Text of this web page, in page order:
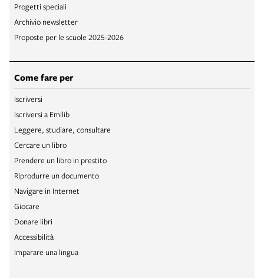
Progetti speciali
Archivio newsletter
Proposte per le scuole 2025-2026
Come fare per
Iscriversi
Iscriversi a Emilib
Leggere, studiare, consultare
Cercare un libro
Prendere un libro in prestito
Riprodurre un documento
Navigare in Internet
Giocare
Donare libri
Accessibilità
Imparare una lingua